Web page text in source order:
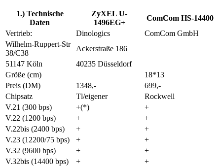
1.) Technische
Daten
ZyXEL U-
1496EG+
ComCom HS-14400
Vertrieb:
Dinologics
ComCom GmbH
Wilhelm-Ruppert-Str
38/C38
Ackerstraße 186
51147 Köln
40235 Düsseldorf
Größe (cm)
18*13
Preis (DM)
1348,-
699,-
Chipsatz
Tl/eigener
Rockwell
V.21 (300 bps)
+(*)
+
V.22 (1200 bps)
+
+
V.22bis (2400 bps)
+
+
V.23 (12200/75 bps)
+
+
V.32 (9600 bps)
+
+
V.32bis (14400 bps)
+
+